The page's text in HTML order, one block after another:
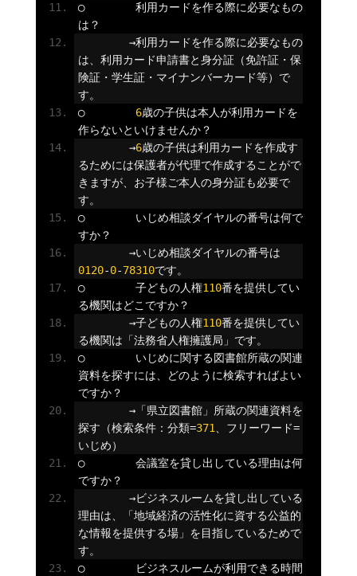
◯
利用カードを作る際に必要なもの
は？
→利用カードを作る際に必要なもの
は、利用カード申請書と身分証（免許証・保
険証・学生証・マイナンバーカード等）で
す。
◯
6歳の子供は本人が利用カードを
作らないといけませんか？
→6歳の子供は利用カードを作成す
るためには保護者が代理で作成することがで
きますが、お子様ご本人の身分証も必要で
す。
◯
いじめ相談ダイヤルの番号は何で
すか？
→いじめ相談ダイヤルの番号は
0120-0-78310です。
◯
子どもの人権110番を提供してい
る機関はどこですか？
→子どもの人権110番を提供してい
る機関は「法務省人権擁護局」です。
◯
いじめに関する図書館所蔵の関連
資料を探すには、どのように検索すればよい
ですか？
→「県立図書館」所蔵の関連資料を
探す（検索条件：分類=371、フリーワード=
いじめ）
◯
会議室を貸し出している理由は何
ですか？
→ビジネスルームを貸し出している
理由は、「地域経済の活性化に資する公益的
な情報を提供する場」を目指しているためで
す。
◯
ビジネスルームが利用できる時間